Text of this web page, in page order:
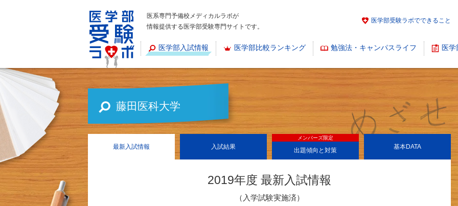
医系専門予備校メディカルラボが
情報提供する医学部受験専門サイトです。
医学部受験ラボでできること
医学部入試情報 医学部比較ランキング 勉強法・キャンパスライフ 医学
藤田医科大学
最新 入試情報 入試結果 出題傾向と対策
メンバーズ限定
基本DATA
2019年度 最新入試情報
（入学試験実施済）